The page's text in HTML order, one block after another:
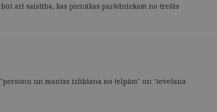
arī saistība, kas pienākas parādniekam no trešās
un mantas izlikšana no telpām" un "ievešana